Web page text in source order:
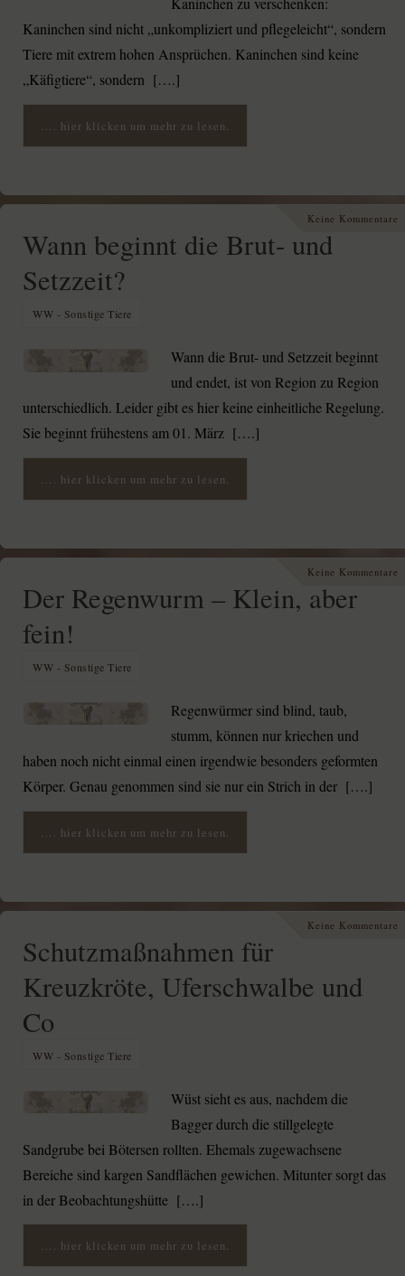
Kaninchen sind nicht „unkompliziert und pflegeleicht“, sondern
Tiere mit extrem hohen Ansprüchen. Kaninchen sind keine
„Käfigtiere“, sondern [….]
…. hier klicken um mehr zu lesen.
Keine Kommentare
Wann beginnt die Brut- und
Setzzeit?
WW - Sonstige Tiere
Wann die Brut- und Setzzeit beginnt
und endet, ist von Region zu Region
unterschiedlich. Leider gibt es hier keine einheitliche Regelung.
Sie beginnt frühestens am 01. März [….]
…. hier klicken um mehr zu lesen.
Keine Kommentare
Der Regenwurm – Klein, aber
fein!
WW - Sonstige Tiere
Regenwürmer sind blind, taub,
stumm, können nur kriechen und
haben noch nicht einmal einen irgendwie besonders geformten
Körper. Genau genommen sind sie nur ein Strich in der [….]
…. hier klicken um mehr zu lesen.
Keine Kommentare
Schutzmaßnahmen für
Kreuzkröte, Uferschwalbe und
Co
WW - Sonstige Tiere
Wüst sieht es aus, nachdem die
Bagger durch die stillgelegte
Sandgrube bei Bötersen rollten. Ehemals zugewachsene
Bereiche sind kargen Sandflächen gewichen. Mitunter sorgt das
in der Beobachtungshütte [….]
…. hier klicken um mehr zu lesen.